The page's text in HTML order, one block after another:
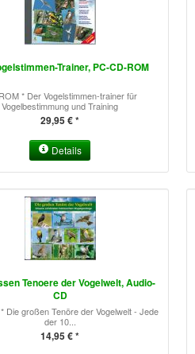
Trainer, PC-CD-ROM
* Der Vogelstimmen-trainer für
Vogelbestimmung und Training
29,95 € *
Details
Tenoere der Vogelwelt, Audio-
CD
Die großen Tenöre der Vogelwelt - Jede
der 10...
14,95 € *